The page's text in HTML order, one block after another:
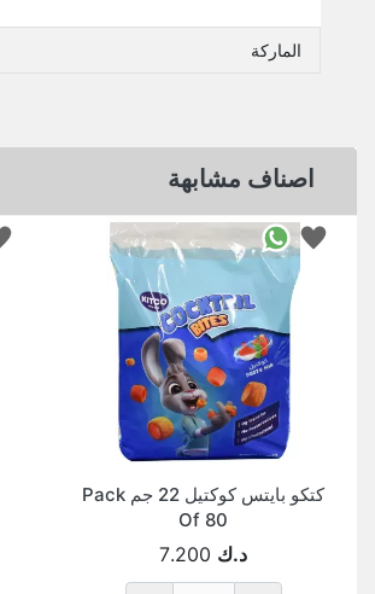
الماركة
اصناف مشابهة
كتكو بايتس كوكتيل 22 جم Pack
Of 80
د.ك 7.200